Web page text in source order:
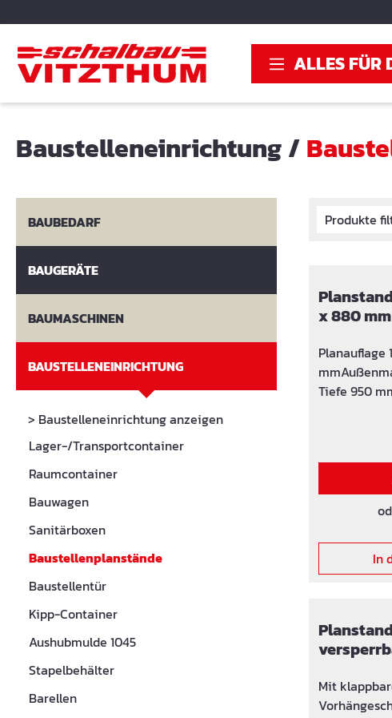
ALLES FÜR
Baustelleneinrichtung/
BAUBEDARF
BAUGERÄTE
BAUMASCHINEN
BAUSTELLENEINRICHTUNG
> Baustelleneinrichtung anzeigen
Lager-/Transportcontainer
Raumcontainer
Bauwagen
Sanitärboxen
Baustellenplanstände
Baustellentür
Kipp-Container
Aushubmulde 1045
Stapelbehälter
Barellen
Produkte
Planstand
x 880
Planauflage
Tiefe 950
In
Mit